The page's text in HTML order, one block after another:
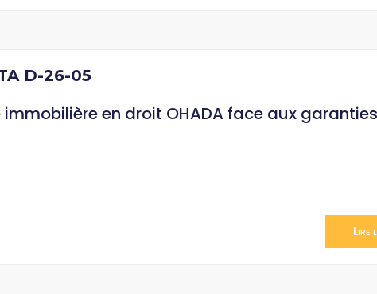
D-26-05
en droit OHADA face aux
Lire